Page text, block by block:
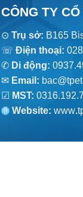
CÔNG TY
⊙ Trụ sở: B165
☏ Điện thoại:
✆ Di động:
✉ Email:
☑ MST:
Website: www.